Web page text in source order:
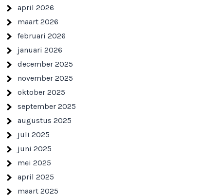
april 2026
maart 2026
februari 2026
januari 2026
december 2025
november 2025
oktober 2025
september 2025
augustus 2025
juli 2025
juni 2025
mei 2025
april 2025
maart 2025